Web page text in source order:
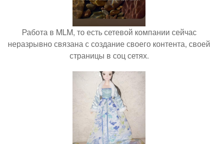
Работа в MLM, то есть сетевой компании сейчас
неразрывно связана с создание своего контента, своей
страницы в соц сетях.